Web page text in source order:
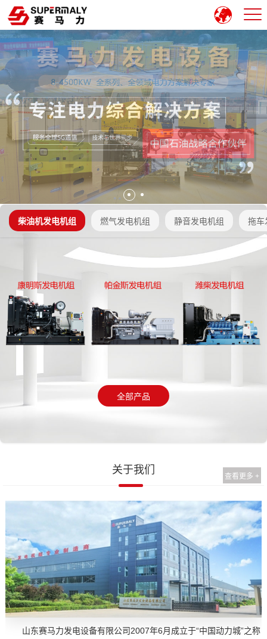
柴油机发电机组 燃气发电机组 静音发电机组 拖车
全部产品
关于我们
查看更多 +
山东赛马力发电设备有限公司2007年6月成立于“中国动力城”之称